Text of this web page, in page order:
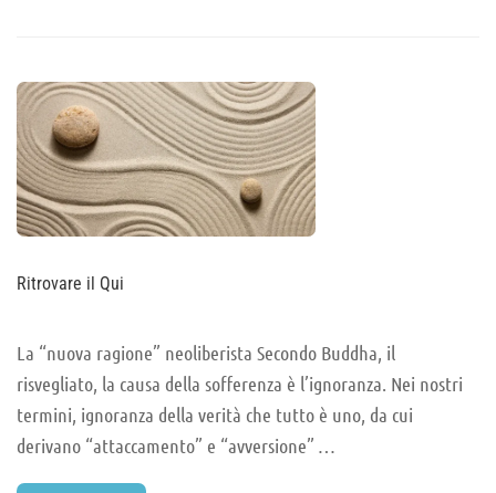
AL
“DONARE”
Ritrovare il Qui
La “nuova ragione” neoliberista Secondo Buddha, il
risvegliato, la causa della sofferenza è l’ignoranza. Nei nostri
termini, ignoranza della verità che tutto è uno, da cui
derivano “attaccamento” e “avversione” …